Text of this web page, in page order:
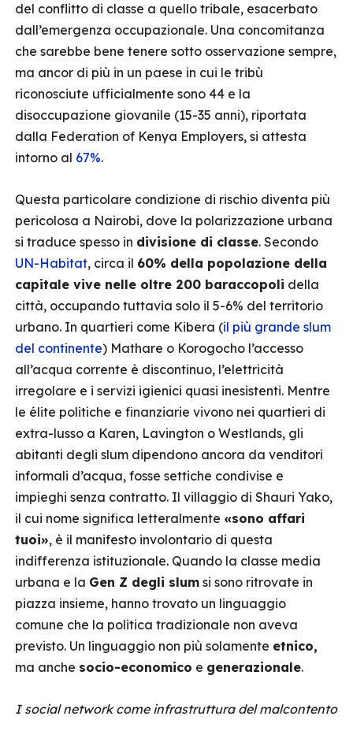
del conflitto di classe a quello tribale, esacerbato
dall’emergenza occupazionale. Una concomitanza
che sarebbe bene tenere sotto osservazione sempre,
ma ancor di più in un paese in cui le tribù
riconosciute ufficialmente sono 44 e la
disoccupazione giovanile (15-35 anni), riportata
dalla Federation of Kenya Employers, si attesta
intorno al 67%.
Questa particolare condizione di rischio diventa più
pericolosa a Nairobi, dove la polarizzazione urbana
si traduce spesso in divisione di classe. Secondo
UN-Habitat, circa il 60% della popolazione della
capitale vive nelle oltre 200 baraccopoli della
città, occupando tuttavia solo il 5-6% del territorio
urbano. In quartieri come Kibera (il più grande slum
del continente) Mathare o Korogocho l’accesso
all’acqua corrente è discontinuo, l’elettricità
irregolare e i servizi igienici quasi inesistenti. Mentre
le élite politiche e finanziarie vivono nei quartieri di
extra-lusso a Karen, Lavington o Westlands, gli
abitanti degli slum dipendono ancora da venditori
informali d’acqua, fosse settiche condivise e
impieghi senza contratto. Il villaggio di Shauri Yako,
il cui nome significa letteralmente «sono affari
tuoi», è il manifesto involontario di questa
indifferenza istituzionale. Quando la classe media
urbana e la Gen Z degli slum si sono ritrovate in
piazza insieme, hanno trovato un linguaggio
comune che la politica tradizionale non aveva
previsto. Un linguaggio non più solamente etnico,
ma anche socio-economico e generazionale.
I social network come infrastruttura del malcontento